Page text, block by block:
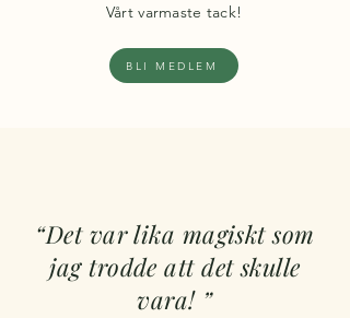
Vårt varmaste tack!
BLI MEDLEM
“Det var lika magiskt som
jag trodde att det skulle
vara! ”